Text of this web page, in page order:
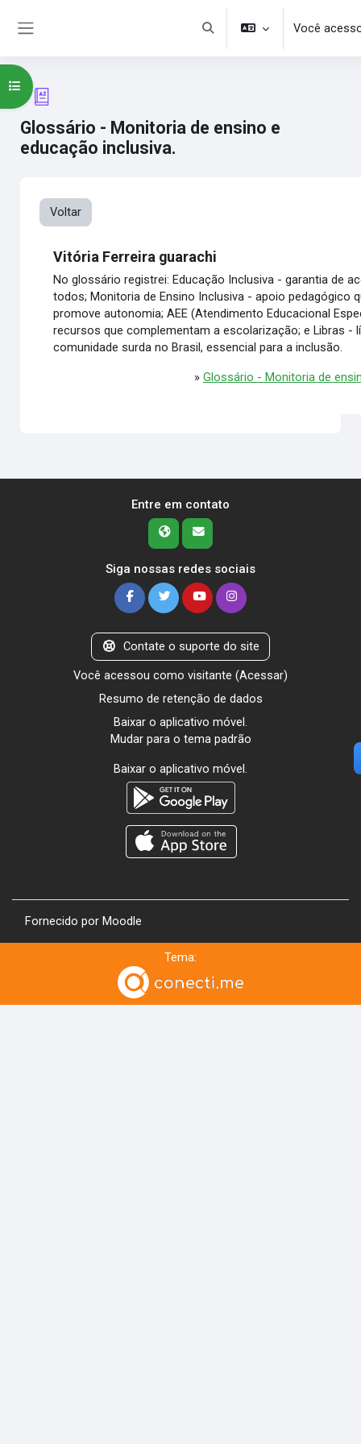
Alternar entrada de pesquisa
Você
Glossário - Monitoria de ensino e
educação inclusiva.
Abrir índice do curso
Voltar
Vitória Ferreira guarachi
No glossário registrei: Educação Inclusiva - garantia de
todos; Monitoria de Ensino Inclusiva - apoio pedagógico
promove autonomia; AEE (Atendimento Educacional
recursos que complementam a escolarização; e Libras -
comunidade surda no Brasil, essencial para a inclusão.
» Glossário - Monitoria de
Entre em contato
Siga nossas redes sociais
Contate o suporte do site
Você acessou como visitante (Acessar)
Resumo de retenção de dados
Baixar o aplicativo móvel.
Mudar para o tema padrão
Baixar o aplicativo móvel.
Fornecido por Moodle
Tema: